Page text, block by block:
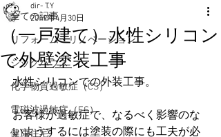
全ての記事
リフォーム・リノベーション
シックハウス
化学物質過敏症（CS）
電磁波過敏症（ES）
健康住宅
（一戸建て）水性シリコン
で外壁塗装工事
dir- T.Y
2019年4月30日
水性シリコンでの外装工事。
お客様が過敏症で、なるべく影響のな
いようするには塗装の際にも工夫が必